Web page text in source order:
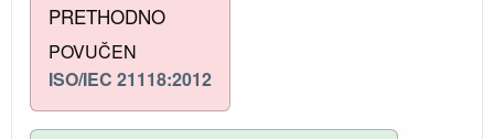
PRETHODNO
POVUČEN
ISO/IEC 21118:2012